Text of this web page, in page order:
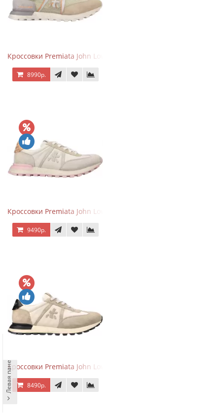
Кроссовки Premiata John Low Sand
8990р.
Кроссовки Premiata John Low Sand Gray
9490р.
Кроссовки Premiata John Low Sand Light Brown
8490р.
Левая панель